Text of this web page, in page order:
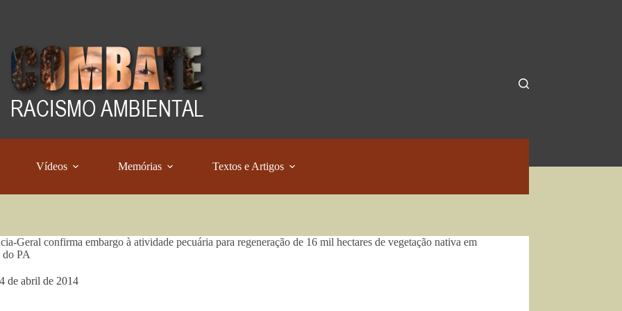
Vídeos Memórias Textos e Artigos
Geral confirma embargo à atividade pecuária para regeneração de 16 mil hectares de vegetação nativa em
do PA
de abril de 2014